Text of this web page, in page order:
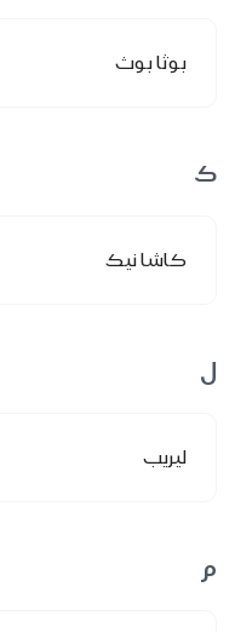
بوثا بوث
ك
كاشا نيك
ل
ليريب
م